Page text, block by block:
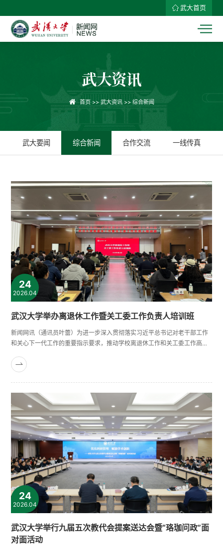
武大首页
武大资讯
首页>> 武大资讯>> 综合新闻
武大要闻 综合新闻 合作交流 一线传真
24
2026.04
武汉大学举办离退休工作暨关工委工作负责人培训班
新闻网讯（通讯员叶蕾）为进一步深入贯彻落实习近平总书记对老干部工作
和关心下一代工作的重要指示要求，推动学校离退休工作和关工委工作高质
校党委副书记屈文谦出席并作开班动员。屈文谦指出，做好离退休工作暨关
工委工作是传承红色基因、凝聚银发力量、培育时代新人、服务国家大局的
战略之举，具有重要的政治意义。他强调要压实责任，形成齐抓共管的工作
格......
24
2026.04
武汉大学举行九届五次教代会提案送达会暨“珞珈问政”面
对面活动